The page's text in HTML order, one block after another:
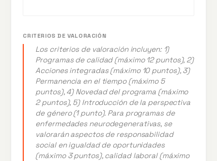
CRITERIOS DE VALORACIÓN
Los criterios de valoración incluyen: 1)
Programas de calidad (máximo 12 puntos), 2)
Acciones integradas (máximo 10 puntos), 3)
Permanencia en el tiempo (máximo 5
puntos), 4) Novedad del programa (máximo
2 puntos), 5) Introducción de la perspectiva
de género (1 punto). Para programas de
enfermedades neurodegenerativas, se
valorarán aspectos de responsabilidad
social en igualdad de oportunidades
(máximo 3 puntos), calidad laboral (máximo